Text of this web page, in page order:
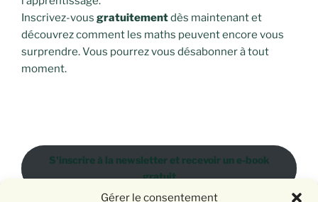
Gérer le consentement
Inscrivez-vous gratuitementdès maintenant et
découvrez comment les maths peuvent encore vous
surprendre. Vous pourrez vous désabonner à tout
moment.
S'inscrire à la newsletter et recevoir un e-book
gratuit